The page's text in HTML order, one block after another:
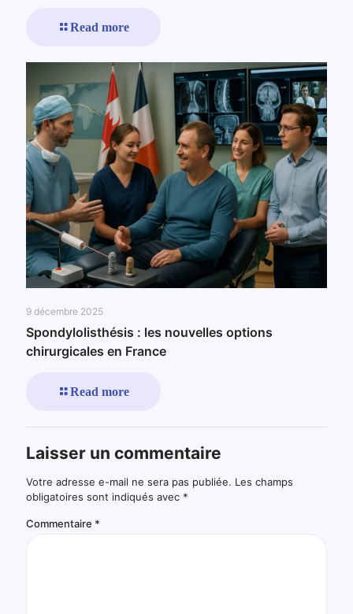
Read more
9 décembre 2025
Spondylolisthésis : les nouvelles options
chirurgicales en France
Read more
Laisser un commentaire
Votre adresse e-mail ne sera pas publiée. Les champs
obligatoires sont indiqués avec *
Commentaire *